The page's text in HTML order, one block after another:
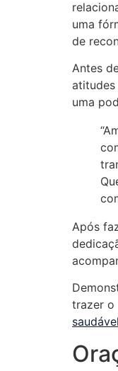
uma
de
Antes
atitudes
uma
Após
trazer o